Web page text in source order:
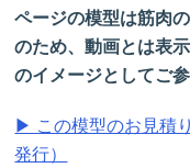
ページの模型は筋肉
のため、動画とは表
のイメージとしてご参
▶ この模型のお見積
発行）